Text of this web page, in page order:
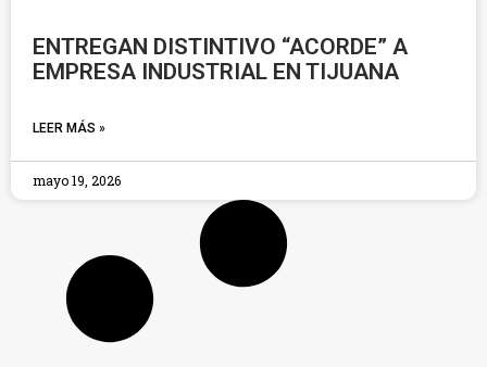
ENTREGAN DISTINTIVO “ACORDE” A
EMPRESA INDUSTRIAL EN TIJUANA
LEER MÁS »
mayo 19, 2026